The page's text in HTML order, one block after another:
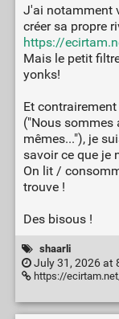
J'ai notamment
créer sa propre
https://
Mais le petit
yonks!
Et
("Nous sommes
mêmes..."), je
savoir ce que je
On lit /
trouve !
Des bisous !
shaarli
July 31, 2026 at
https://